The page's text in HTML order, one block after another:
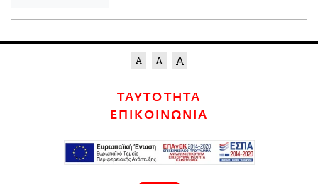
ΤΑΥΤΟΤΗΤΑ
ΕΠΙΚΟΙΝΩΝΙΑ